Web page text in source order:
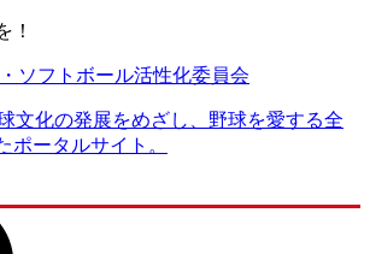
！
ソフトボール活性化委員会